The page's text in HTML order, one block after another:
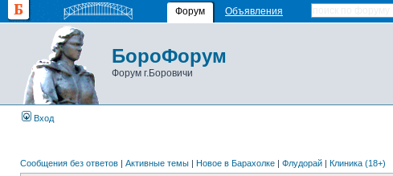
Форум Объявления
БороФорум
Форум г.Боровичи
Вход
Сообщения без ответов | Активные темы | Новое в Барахолке | Флудорай | Клиника (18+)